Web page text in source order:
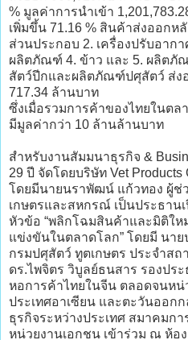
% มูลค่าการนำเข้า
เพิ่มขึ้น 71.16 % สินค้าส่งออกห
ส่วนประกอบ 2. เครื่องปรับอาก
ผลิตภัณฑ์ 4. ข้าว และ 5. ผลิตภั
สัตว์ปีกและผลิตภัณฑ์ปศุสัตว์ ส่ง
717.34 ล้านบาท
ซึ่งเมื่อรวมการค้าของไทยในต
มีมูลค่ากว่า 10 ล้านล้านบาท
สำหรับงานสัมมนาธุรกิจ &
29 ปี จัดโดยบริษัท Vet Products
โดยมีนายนราพัฒน์ แก้วทอง ผู้ช่
เกษตรและสหกรณ์ เป็นประธาน
หัวข้อ “พลิกโฉมสินค้าและมิติให
แข่งขันในตลาดโลก” โดยมี นา
กรมปศุสัตว์ ทูตเกษตร ประจำส
ดร.ไพจิตร วิบูลย์ธนสาร รองปร
หอการค้าไทยในจีน ตลอดจนหน่
ประเทศอาเซียน และตะวันออก
ธุรกิจระหว่างประเทศ สมาคมก
หน่วยงานเอกชน เข้าร่วม ณ ห้